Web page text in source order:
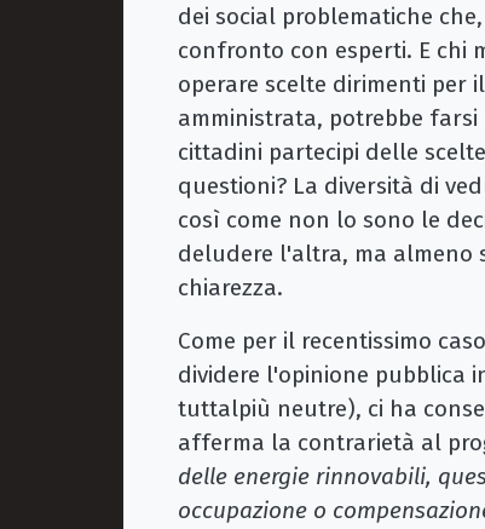
dei social problematiche
confronto con esperti. E chi
operare scelte dirimenti per
amministrata, potrebbe
cittadini partecipi delle
questioni? La diversità di
così come non lo sono le
deludere l'altra, ma almeno
chiarezza.
Come per il recentissimo
dividere l'opinione pubblica
tuttalpiù neutre), ci ha
afferma la contrarietà al
delle energie rinnovabili,
occupazione o